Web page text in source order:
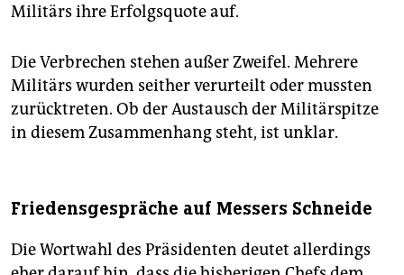
Militärs ihre Erfolgsquote auf.
Die Verbrechen stehen außer Zweifel. Mehrere
Militärs wurden seither verurteilt oder mussten
zurücktreten. Ob der Austausch der Militärspitze
in diesem Zusammenhang steht, ist unklar.
Friedensgespräche auf Messers Schneide
Die Wortwahl des Präsidenten deutet allerdings